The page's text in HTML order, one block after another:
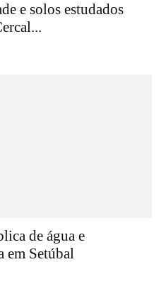
e solos estudados
de água e
em Setúbal